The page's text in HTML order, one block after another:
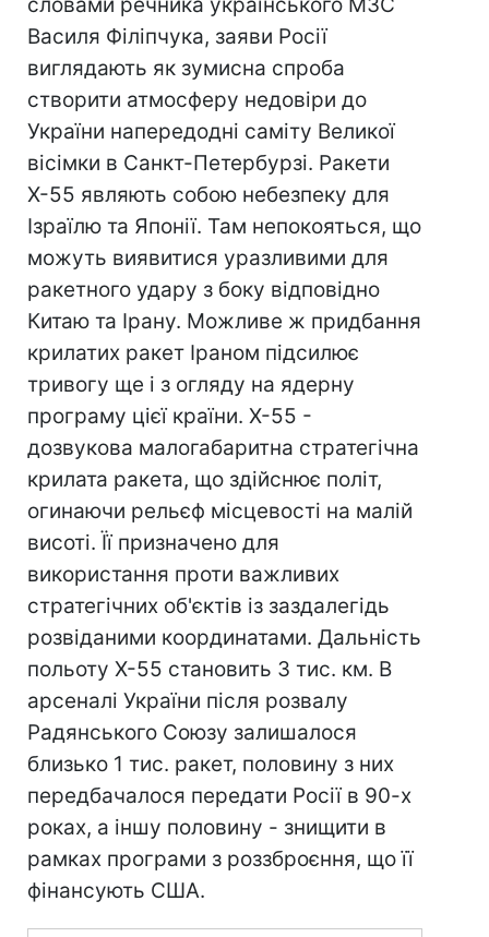
Василя Філіпчука, заяви Росії
виглядають як зумисна спроба
створити атмосферу недовіри до
України напередодні саміту Великої
вісімки в Санкт-Петербурзі. Ракети
Х-55 являють собою небезпеку для
Ізраїлю та Японії. Там непокояться, що
можуть виявитися уразливими для
ракетного удару з боку відповідно
Китаю та Ірану. Можливе ж придбання
крилатих ракет Іраном підсилює
тривогу ще і з огляду на ядерну
програму цієї країни. Х-55 -
дозвукова малогабаритна стратегічна
крилата ракета, що здійснює політ,
огинаючи рельєф місцевості на малій
висоті. Її призначено для
використання проти важливих
стратегічних об'єктів із заздалегідь
розвіданими координатами. Дальність
польоту Х-55 становить 3 тис. км. В
арсеналі України після розвалу
Радянського Союзу залишалося
близько 1 тис. ракет, половину з них
передбачалося передати Росії в 90-х
роках, а іншу половину - знищити в
рамках програми з роззброєння, що її
фінансують США.